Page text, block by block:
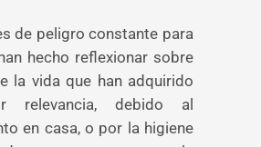
de peligro constante para
hecho reflexionar sobre
la vida que han adquirido
relevancia, debido al
en casa, o por la higiene